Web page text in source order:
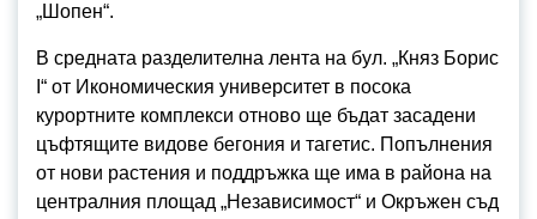
„Шопен“.
В средната разделителна лента на бул. „Княз Борис
I“ от Икономическия университет в посока
курортните комплекси отново ще бъдат засадени
цъфтящите видове бегония и тагетис. Попълнения
от нови растения и поддръжка ще има в района на
централния площад „Независимост“ и Окръжен съд